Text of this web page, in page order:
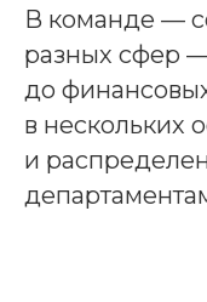
В команде —
разных сфер
до
в нескольких
и